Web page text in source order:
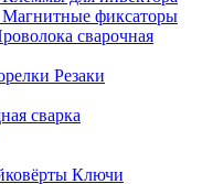
Магнитные фиксаторы
сварочная
Резаки
сварка
Ключи